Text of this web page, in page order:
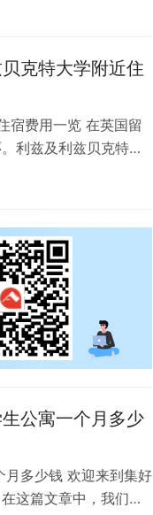
克特大学附近住
宿费用一览 在英国留
利兹及利兹贝克特大
公寓一个月多少
月多少钱 欢迎来到集好
这篇文章中，我们将